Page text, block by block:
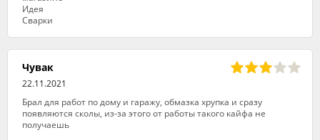
Чувак
22.11.2021
Брал для работ по дому и гаражу, обмазка хрупка и сразу
появляются сколы, из-за этого от работы такого кайфа не
получаешь